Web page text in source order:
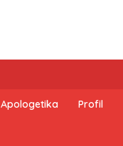
Apologetika Profil